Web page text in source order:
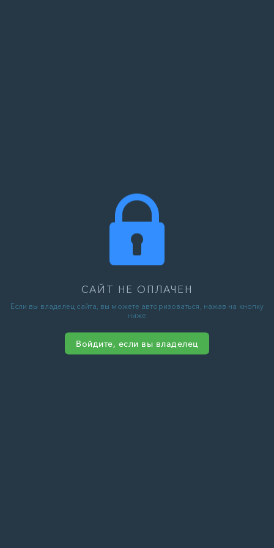
САЙТ НЕ ОПЛАЧЕН
Если вы владелец сайта, вы можете авторизоваться, нажав на кнопку
ниже
Войдите, если вы владелец